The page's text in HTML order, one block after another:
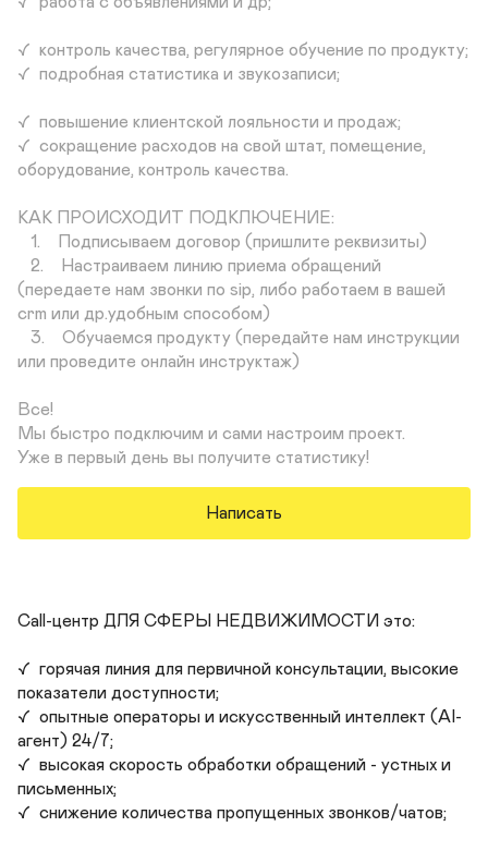
✓  контроль качества, регулярное обучение по продукту;
✓  подробная статистика и звукозаписи;
✓  повышение клиентской лояльности и продаж;
✓  сокращение расходов на свой штат, помещение,
оборудование, контроль качества.
КАК ПРОИСХОДИТ ПОДКЛЮЧЕНИЕ:
(передаете нам звонки по sip, либо работаем в вашей
crm или др.удобным способом)
или проведите онлайн инструктаж)
Все!
Мы быстро подключим и сами настроим проект.
Уже в первый день вы получите статистику!
Написать
Call-центр ДЛЯ СФЕРЫ НЕДВИЖИМОСТИ это:
✓  горячая линия для первичной консультации, высокие
показатели доступности;
✓  опытные операторы и искусственный интеллект (AI-
агент) 24/7;
✓  высокая скорость обработки обращений - устных и
письменных;
✓  снижение количества пропущенных звонков/чатов;